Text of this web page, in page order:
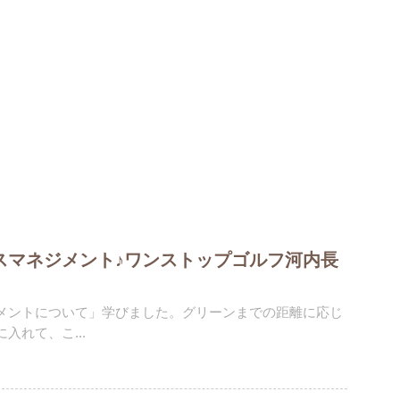
マネジメント♪ワンストップゴルフ河内長
ントについて」学びました。グリーンまでの距離に応じ
入れて、こ...